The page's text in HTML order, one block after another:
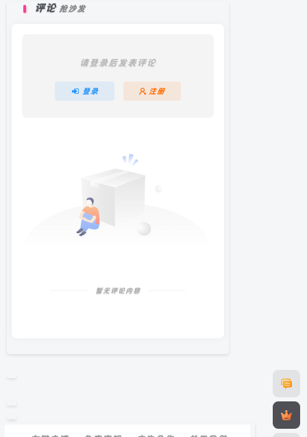
评论 抢沙发
请登录后发表评论
登录 注册
暂无评论内容